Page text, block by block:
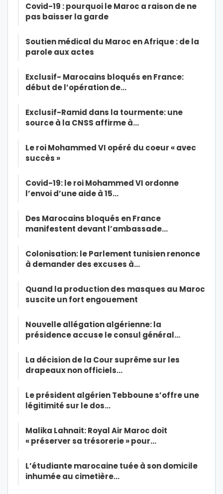
Covid-19 : pourquoi le Maroc a raison de ne
pas baisser la garde
Soutien médical du Maroc en Afrique : de la
parole aux actes
Exclusif- Marocains bloqués en France:
début de l’opération de…
Exclusif-Ramid dans la tourmente: une
source à la CNSS affirme à…
Le roi Mohammed VI opéré du coeur « avec
succès »
Covid-19: le roi Mohammed VI ordonne
l’envoi d’une aide à 15…
Des Marocains bloqués en France
manifestent devant l’ambassade…
Colonisation: le Parlement tunisien renonce
à demander des excuses à…
Quand la production des masques au Maroc
suscite un fort engouement
Nouvelle allégation algérienne: la
présidence accuse le consul général…
La décision de la Cour suprême sur les
drapeaux non officiels…
Le président algérien Tebboune s’offre une
légitimité sur le dos…
Malika Lahnait: Royal Air Maroc doit
« préserver sa trésorerie » pour…
L’étudiante marocaine tuée à son domicile
inhumée au cimetière…